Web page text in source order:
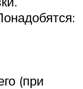
(при